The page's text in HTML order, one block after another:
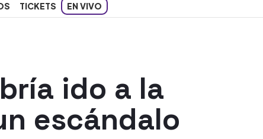
TICKETS EN VIVO
ido a la
escándalo